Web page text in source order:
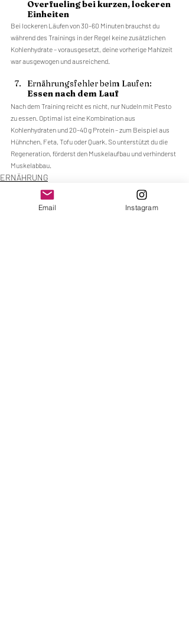
Overfueling bei kurzen, lockeren
Einheiten
Bei lockeren Läufen von 30–60 Minuten brauchst du
während des Trainings in der Regel keine zusätzlichen
Kohlenhydrate – vorausgesetzt, deine vorherige Mahlzeit
war ausgewogen und ausreichend.
Ernährungsfehler beim Laufen:
Essen nach dem Lauf
Nach dem Training reicht es nicht, nur Nudeln mit Pesto
zu essen. Optimal ist eine Kombination aus
Kohlenhydraten und 20–40 g Protein – zum Beispiel aus
Hühnchen, Feta, Tofu oder Quark. So unterstützt du die
Regeneration, förderst den Muskelaufbau und verhinderst
Muskelabbau.
ERNÄHRUNG
Ähnliche Beiträge Alle ansehen
Email Instagram